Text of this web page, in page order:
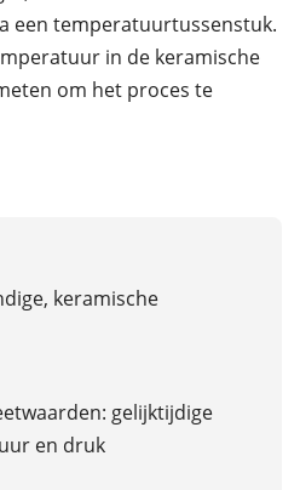
een temperatuurtussenstuk.
in de keramische
om het proces te
keramische
gelijktijdige
en druk